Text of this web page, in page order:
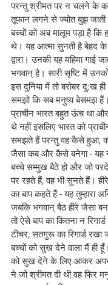
परन्तु श्रीमत पर न चलने के
तूफान लगने से ज्योत बुझ जाती
बच्चों को अब मालूम पड़ा है कि
थे। यह आत्मा सुनती है बेहद के
द्वारा। उनकी यह महिमा
भगवान् है। सारी सृष्टि में
इस दुनिया में तो बरोबर दु:ख
समझो कि सब मनुष्य बेसमझ
प्राचीन भारत बहुत ऊंच था
थे नहीं इसलिए भारत को
समझते हैं परन्तु वह कैसे हुआ,
जैसा कब और कैसे बनेगा - यह
बच्चे सम्मुख बैठे हो और जो
पर रहते हैं, वह भी सुनते हैं।
का बाप कहते हैं - यह तुम्हारा
जबकि भगवान् बैठ हीरे जैसा
तो ऐसे बाप का कितना न
टीचर, सतगुरू का रिगार्ड रखा
बच्चों को सुख देने वाला मैं ही
को सुख देने के लिए आकर
ने जो श्रीमत दी थी वह फिर